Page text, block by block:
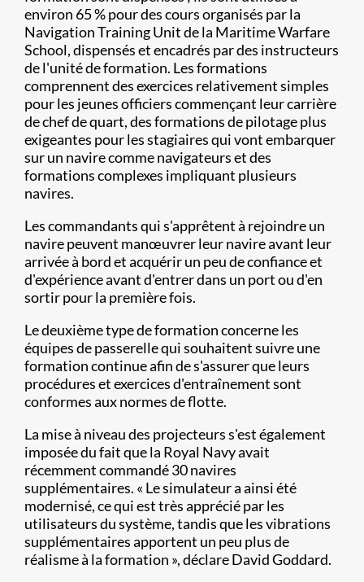
environ 65 % pour des cours organisés par la
Navigation Training Unit de la Maritime Warfare
School, dispensés et encadrés par des instructeurs
de l'unité de formation. Les formations
comprennent des exercices relativement simples
pour les jeunes officiers commençant leur carrière
de chef de quart, des formations de pilotage plus
exigeantes pour les stagiaires qui vont embarquer
sur un navire comme navigateurs et des
formations complexes impliquant plusieurs
navires.
Les commandants qui s'apprêtent à rejoindre un
navire peuvent manœuvrer leur navire avant leur
arrivée à bord et acquérir un peu de confiance et
d'expérience avant d'entrer dans un port ou d'en
sortir pour la première fois.
Le deuxième type de formation concerne les
équipes de passerelle qui souhaitent suivre une
formation continue afin de s'assurer que leurs
procédures et exercices d'entraînement sont
conformes aux normes de flotte.
La mise à niveau des projecteurs s'est également
imposée du fait que la Royal Navy avait
récemment commandé 30 navires
supplémentaires. « Le simulateur a ainsi été
modernisé, ce qui est très apprécié par les
utilisateurs du système, tandis que les vibrations
supplémentaires apportent un peu plus de
réalisme à la formation », déclare David Goddard.